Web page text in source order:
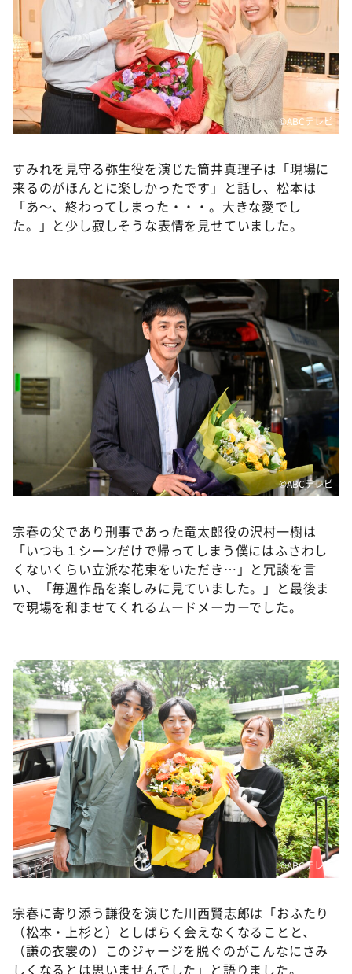
©ABCテレビ
すみれを見守る弥生役を演じた筒井真理子は「現場に
来るのがほんとに楽しかったです」と話し、松本は
「あ～、終わってしまった・・・。大きな愛でし
た。」と少し寂しそうな表情を見せていました。
©ABCテレビ
宗春の父であり刑事であった竜太郎役の沢村一樹は
「いつも１シーンだけで帰ってしまう僕にはふさわし
くないくらい立派な花束をいただき…」と冗談を言
い、「毎週作品を楽しみに見ていました。」と最後ま
で現場を和ませてくれるムードメーカーでした。
©ABCテレビ
宗春に寄り添う謙役を演じた川西賢志郎は「おふたり
（松本・上杉と）としばらく会えなくなることと、
（謙の衣裳の）このジャージを脱ぐのがこんなにさみ
しくなるとは思いませんでした」と語りました。